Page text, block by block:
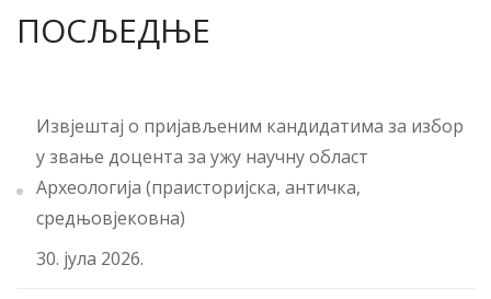
ПОСЉЕДЊЕ
Извјештај о пријављеним кандидатима за избор
у звање доцента за ужу научну област
Археологија (праисторијска, античка,
средњовјековна)
30. јула 2026.